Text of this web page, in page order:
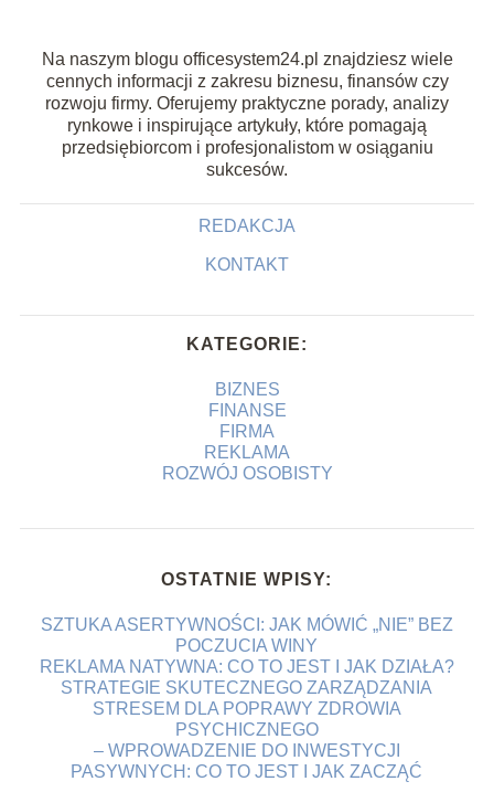
Na naszym blogu officesystem24.pl znajdziesz wiele
cennych informacji z zakresu biznesu, finansów czy
rozwoju firmy. Oferujemy praktyczne porady, analizy
rynkowe i inspirujące artykuły, które pomagają
przedsiębiorcom i profesjonalistom w osiąganiu
sukcesów.
REDAKCJA
KONTAKT
KATEGORIE:
BIZNES
FINANSE
FIRMA
REKLAMA
ROZWÓJ OSOBISTY
OSTATNIE WPISY:
SZTUKA ASERTYWNOŚCI: JAK MÓWIĆ „NIE” BEZ
POCZUCIA WINY
REKLAMA NATYWNA: CO TO JEST I JAK DZIAŁA?
STRATEGIE SKUTECZNEGO ZARZĄDZANIA
STRESEM DLA POPRAWY ZDROWIA
PSYCHICZNEGO
– WPROWADZENIE DO INWESTYCJI
PASYWNYCH: CO TO JEST I JAK ZACZĄĆ